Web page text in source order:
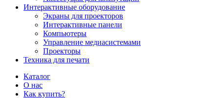
Интерактивные оборудование
Экраны для проекторов
Интерактивные панели
Компьютеры
Управление медиасистемами
Проекторы
Техника для печати
Каталог
О нас
Как купить?